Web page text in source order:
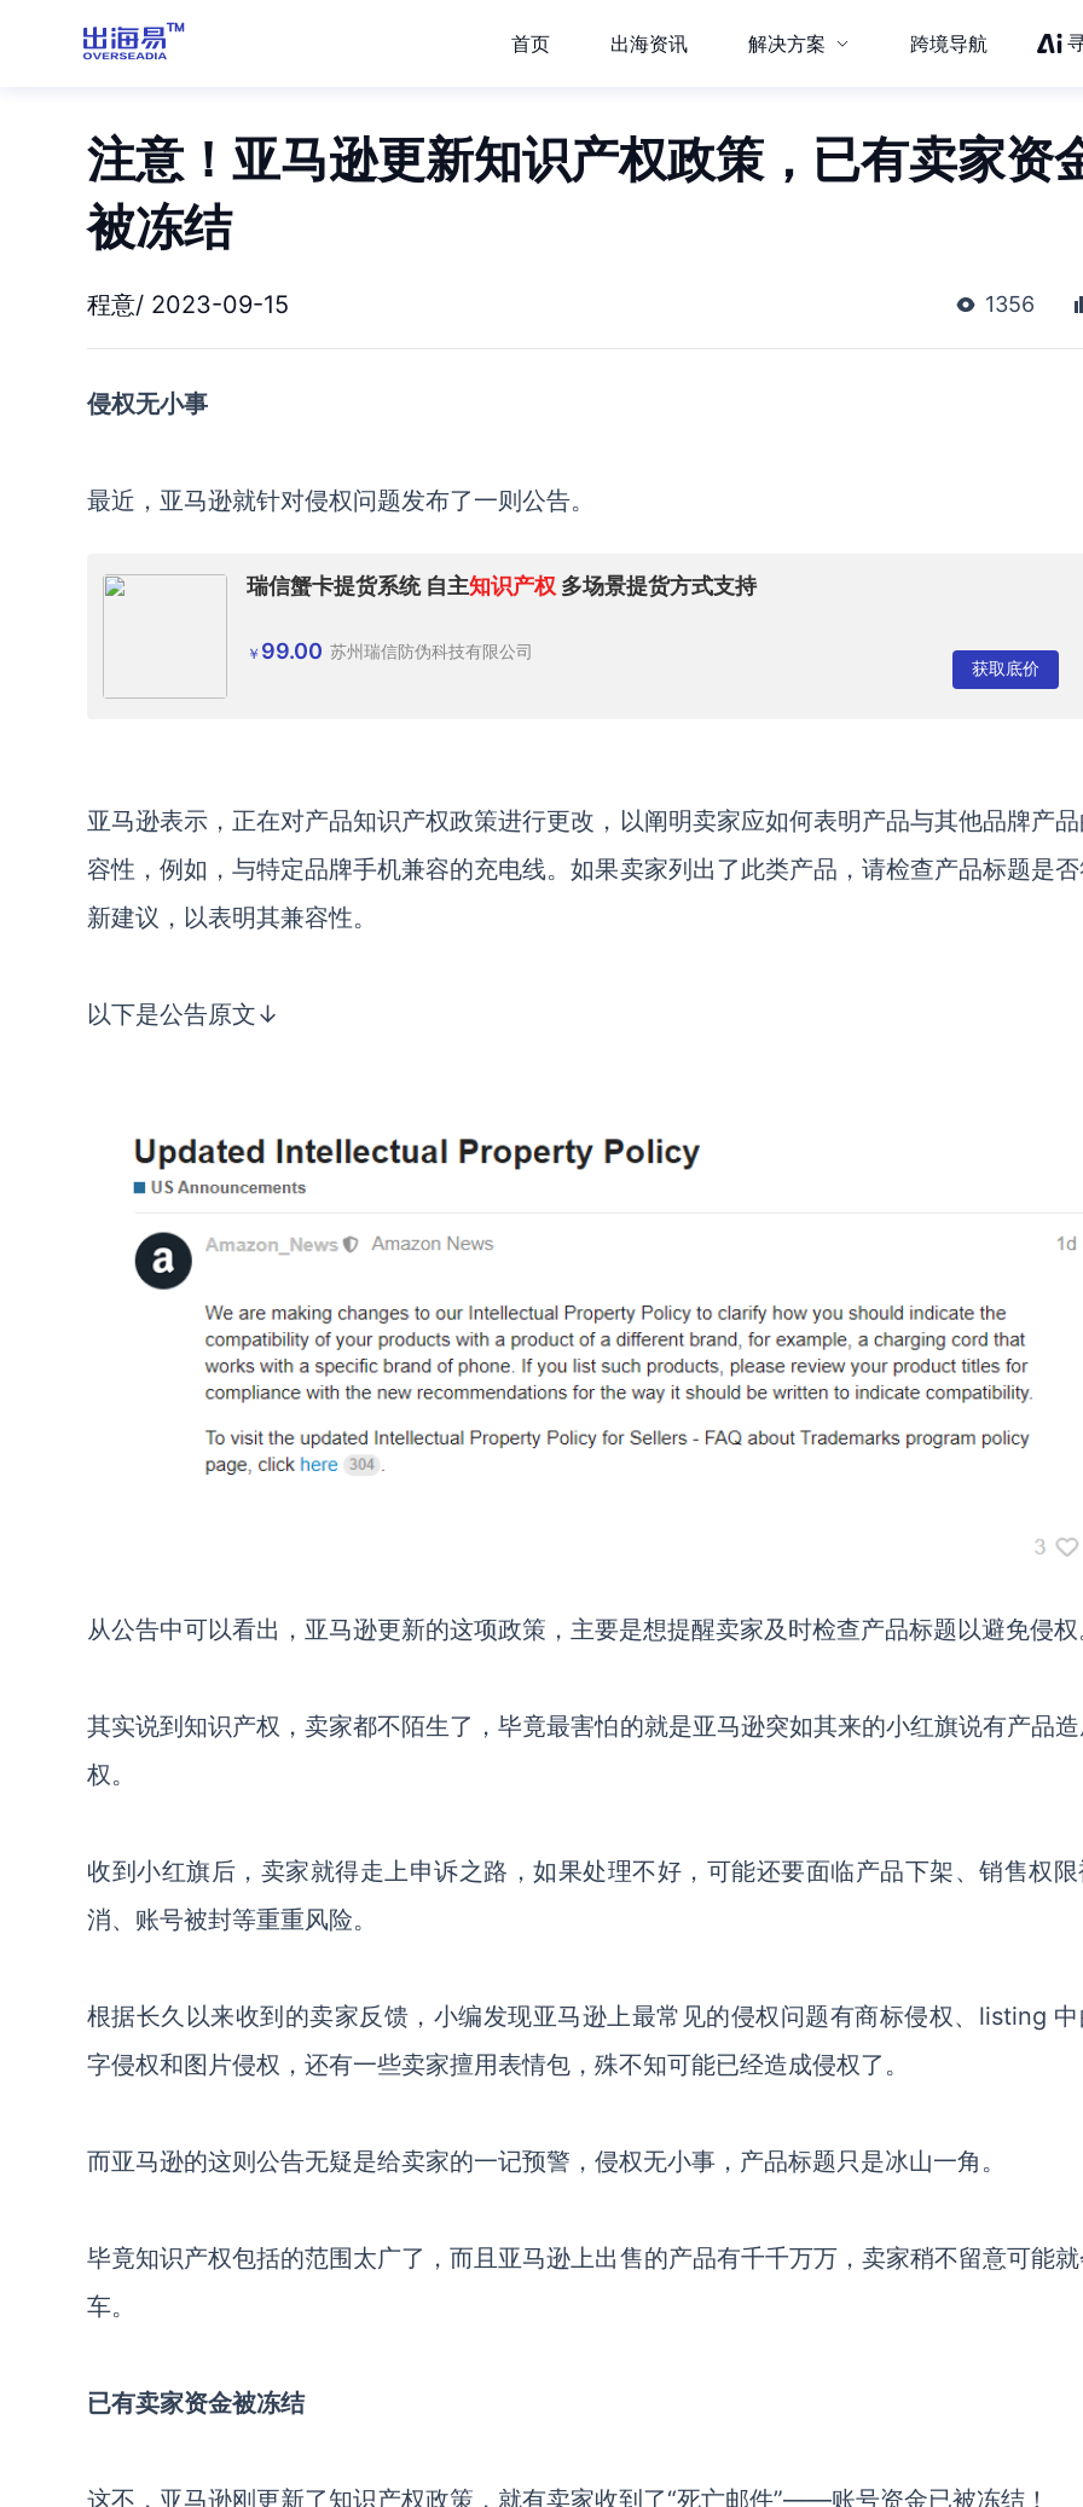
首页 出海资讯 解决方案 跨境导航
注意！亚马逊更新知识产权政策，已有卖家资
被冻结
程意/ 2023-09-15 1356
侵权无小事
最近， 亚马逊就针对侵权问题发布了一则公告。
瑞信蟹卡提货系统 自主知识产权 多场景提货方式支持
￥ 99.00 苏州瑞信防伪科技有限公司
获取底价
亚马逊表示，正在对产品知识产权政策进行更改，以阐明卖家应如何表明产品与其他品牌产
容性，例如，与特定品牌手机兼容的充电线。如果卖家列出了此类产品，请检查产品标题是
新建议，以表明其兼容性。
以下是公告原文↓
从公告中可以看出，亚马逊更新的这项政策，主要是想提醒卖家及时检查产品标题以避免侵权
其实说到知识产权，卖家都不陌生了，毕竟最害怕的就是亚马逊突如其来的小红旗说有产品
权。
收到小红旗后，卖家就得走上申诉之路，如果处理不好，可能还要面临产品下架、销售权限
消、账号被封等重重风险。
根据长久以来收到的卖家反馈，小编发现亚马逊上最常见的侵权问题有商标侵权、 listing 中
字侵权和 图片侵权 ，还有一些卖家擅用表情包，殊不知可能已经造成侵权了。
而亚马逊的这则公告无疑是给卖家的一记预警，侵权无小事，产品标题只是冰山一角。
毕竟知识产权包括的范围太广了，而且亚马逊上出售的产品有千千万万，卖家稍不留意可能
车。
已有卖家资金被冻结
这不，亚马逊刚更新了知识产权政策，就有卖家收到了“死亡邮件”——账号资金已被冻结！